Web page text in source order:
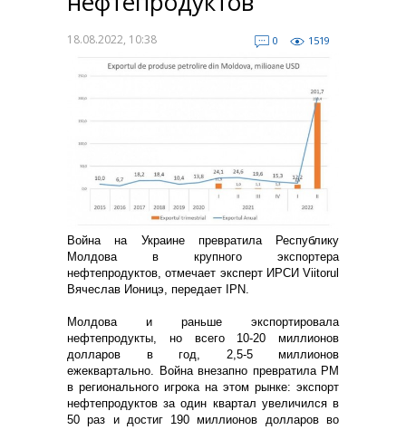
18.08.2022, 10:38 0 1519
Война на Украине превратила Республику
Молдова в крупного экспортера
нефтепродуктов, отмечает эксперт ИРСИ Viitorul
Вячеслав Ионицэ, передает IPN.
Молдова и раньше экспортировала
нефтепродукты, но всего 10-20 миллионов
долларов в год, 2,5-5 миллионов
ежеквартально. Война внезапно превратила РМ
в регионального игрока на этом рынке: экспорт
нефтепродуктов за один квартал увеличился в
50 раз и достиг 190 миллионов долларов во